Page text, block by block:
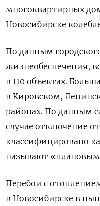
многоквартирных
Новосибирске
По данным
жизнеобеспечения,
в 110 объектах.
в Кировском,
районах. По данным
случае отключение
классифицировано
называют
Перебои с
в Новосибирске в